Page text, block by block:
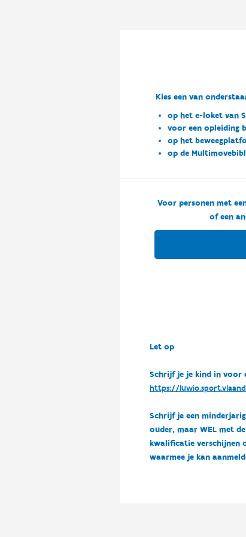
Kies een van
op het e-loket van
voor een opleiding
op het
op de
Voor personen met
of een
Let op
Schrijf je je kind in voor
https://
Schrijf je een
ouder, maar WEL met
kwalificatie verschijnen
waarmee je kan